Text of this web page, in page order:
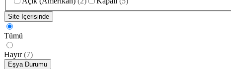
Site İçerisinde
Tümü
Hayır (7)
Eşya Durumu